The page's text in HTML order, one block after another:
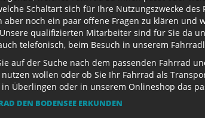
Schaltart sich für Ihre Nutzungszwecke
aber noch ein paar offene Fragen zu klären
qualifizierten Mitarbeiter sind für Sie da
telefonisch, beim Besuch in unserem
auf der Suche nach dem passenden Fahrrad
wollen oder ob Sie Ihr Fahrrad als
in Überlingen oder in unserem Onlineshop das
DEN BODENSEE ERKUNDEN